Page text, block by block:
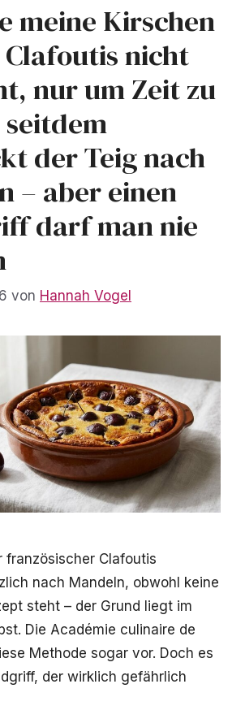
meine Kirschen
nicht
nur um Zeit zu
der Teig nach
– aber einen
darf man nie
von Hannah Vogel
französischer Clafoutis
nach Mandeln, obwohl keine
steht – der Grund liegt im
Die Académie culinaire de
Methode sogar vor. Doch es
der wirklich gefährlich